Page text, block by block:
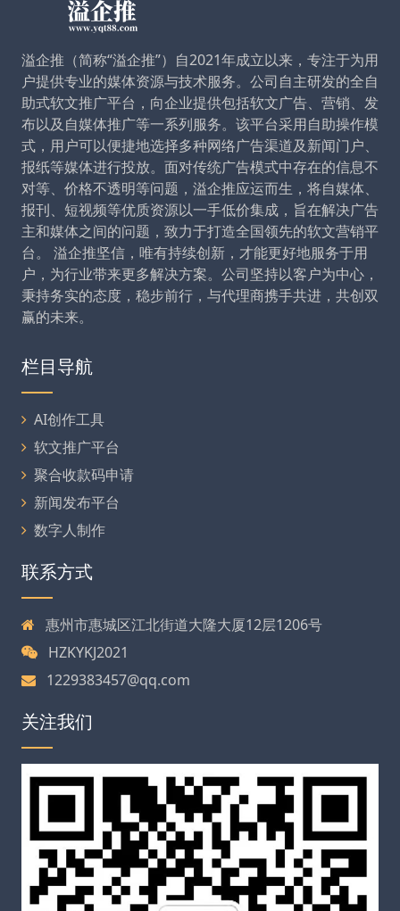
溢企推（简称“溢企推”）自2021年成立以来，专注于为用
户提供专业的媒体资源与技术服务。公司自主研发的全自
助式软文推广平台，向企业提供包括软文广告、营销、发
布以及自媒体推广等一系列服务。该平台采用自助操作模
式，用户可以便捷地选择多种网络广告渠道及新闻门户、
报纸等媒体进行投放。面对传统广告模式中存在的信息不
对等、价格不透明等问题，溢企推应运而生，将自媒体、
报刊、短视频等优质资源以一手低价集成，旨在解决广告
主和媒体之间的问题，致力于打造全国领先的软文营销平
台。 溢企推坚信，唯有持续创新，才能更好地服务于用
户，为行业带来更多解决方案。公司坚持以客户为中心，
秉持务实的态度，稳步前行，与代理商携手共进，共创双
赢的未来。
栏目导航
AI创作工具
软文推广平台
聚合收款码申请
新闻发布平台
数字人制作
联系方式
惠州市惠城区江北街道大隆大厦12层1206号
HZKYKJ2021
1229383457@qq.com
关注我们